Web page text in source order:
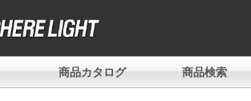
商品カタログ 商品検索